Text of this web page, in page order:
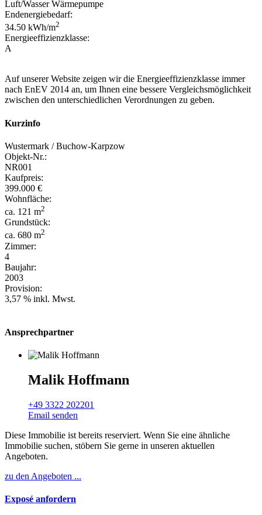
Luft/Wasser Wärmepumpe
Endenergiebedarf:
34.50 kWh/m2
Energieeffizienzklasse:
A
Auf unserer Website zeigen wir die Energieeffizienzklasse immer
nach EnEV 2014 an, um Ihnen eine bessere Vergleichsmöglichkeit
zwischen den unterschiedlichen Verordnungen zu geben.
Kurzinfo
Wustermark / Buchow-Karpzow
Objekt-Nr.:
NR001
Kaufpreis:
399.000 €
Wohnfläche:
ca. 121 m2
Grundstück:
ca. 680 m2
Zimmer:
4
Baujahr:
2003
Provision:
3,57 % inkl. Mwst.
Ansprechpartner
Malik Hoffmann
+49 3322 202201
Email senden
Diese Immobilie ist bereits reserviert. Wenn Sie eine ähnliche
Immobilie suchen, stöbern Sie gerne in unseren aktuellen
Angeboten.
zu den Angeboten ...
Exposé anfordern